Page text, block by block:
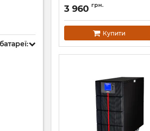
Артикул: 00210219
3 960 грн.
Купити